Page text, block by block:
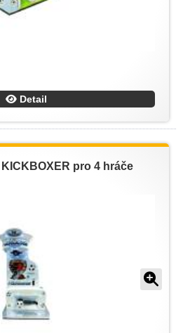
Detail
pro 4 hráče